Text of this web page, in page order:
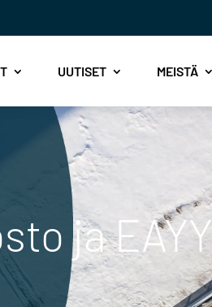
UUTISET MEISTÄ
ja EAYY